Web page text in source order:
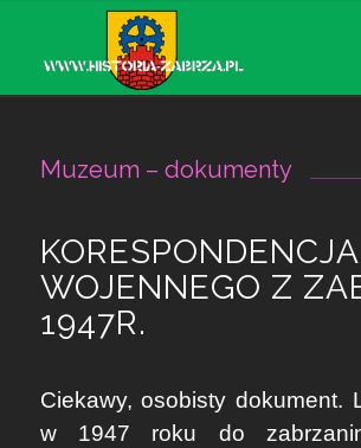
Muzeum – dokumenty
WOJENNEGO Z
1947R.
Ciekawy, osobisty dokument.
w 1947 roku do